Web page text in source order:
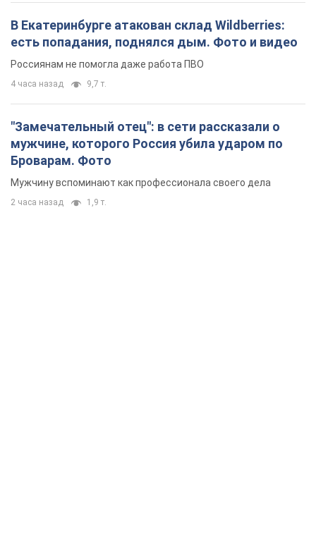
В Екатеринбурге атакован склад Wildberries:
есть попадания, поднялся дым. Фото и видео
Россиянам не помогла даже работа ПВО
4 часа назад 9,7 т.
"Замечательный отец": в сети рассказали о
мужчине, которого Россия убила ударом по
Броварам. Фото
Мужчину вспоминают как профессионала своего дела
2 часа назад 1,9 т.